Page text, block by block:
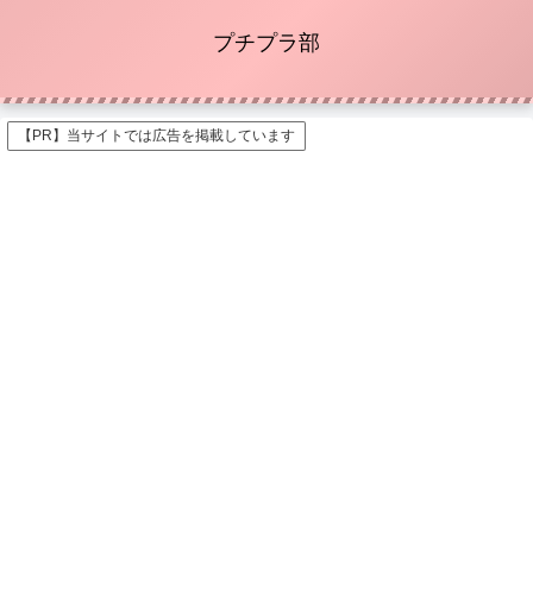
プチプラ部
【PR】当サイトでは広告を掲載しています